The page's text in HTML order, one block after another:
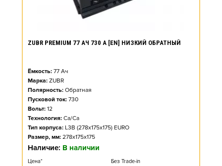
ZUBR PREMIUM 77 АЧ 730 А [EN] НИЗКИЙ ОБРАТНЫЙ
Ёмкость: 77 Ач
Марка: ZUBR
Полярность: Обратная
Пусковой ток: 730
Вольт: 12
Технология: Ca/Ca
Тип корпуса: L3B (278x175x175) EURO
Размер, мм: 278x175x175
Наличие: В наличии
Цена* Без Trade-in